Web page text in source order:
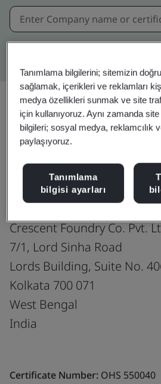
ISO 45001:2018
Crescent Foundry Co. Pvt.
7/1, Lord Sinha Road
Lords Building, Suite No.
Kolkata 700 071
West Bengal
India
Certificate Number: OHS 550040
Tanımlama bilgilerini; sitemizin
sağlamak, içerikleri ve reklamları
medya özellikleri sunmak ve site
için kullanıyoruz. Aynı zamanda site
bilgileri; sosyal medya, reklamcılık
paylaşıyoruz.
Tanımlama
bilgisi ayarları